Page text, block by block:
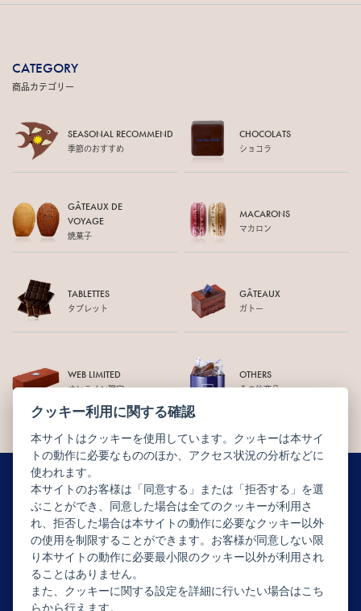
CATEGORY
商品カテゴリー
SEASONAL RECOMMEND
季節のおすすめ
CHOCOLATS
ショコラ
GÂTEAUX DE
VOYAGE
焼菓子
MACARONS
マカロン
TABLETTES
タブレット
GÂTEAUX
ガトー
WEB LIMITED
オンライン限定
OTHERS
その他商品
ニュースレター配信登録はこちら
クッキー利用に関する確認
本サイトはクッキーを使用しています。クッキーは本サイ
トの動作に必要なもののほか、アクセス状況の分析などに
使われます。
本サイトのお客様は「同意する」または「拒否する」を選
ぶことができ、同意した場合は全てのクッキーが利用さ
れ、拒否した場合は本サイトの動作に必要なクッキー以外
の使用を制限することができます。お客様が同意しない限
り本サイトの動作に必要最小限のクッキー以外が利用され
ることはありません。
また、クッキーに関する設定を詳細に行いたい場合はこち
らから行えます。